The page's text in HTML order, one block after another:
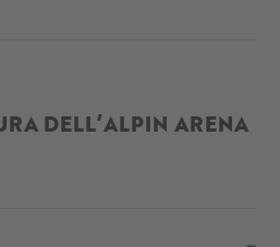
DELL’ALPIN ARENA